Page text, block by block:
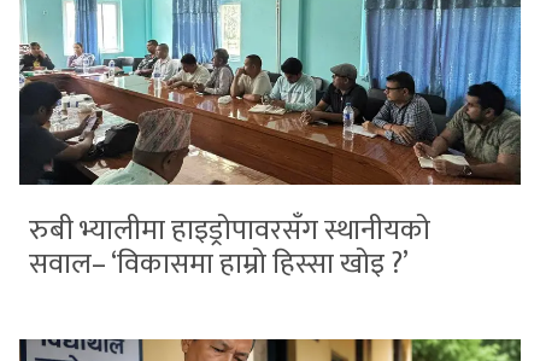
रुबी भ्यालीमा हाइड्रोपावरसँग स्थानीयको
सवाल– ‘विकासमा हाम्रो हिस्सा खोइ ?’